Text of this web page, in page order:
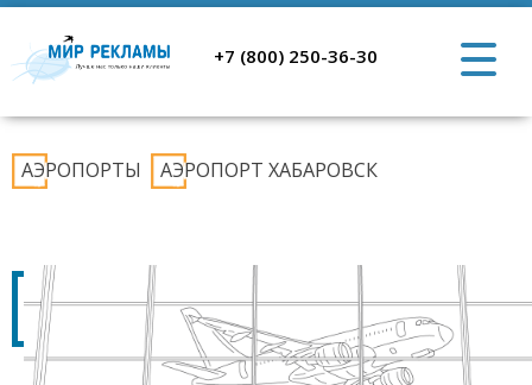
+7 (800) 250-36-30
АЭРОПОРТЫ АЭРОПОРТ ХАБАРОВСК